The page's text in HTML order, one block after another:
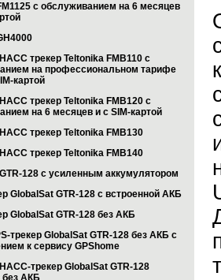
с обслуживанием на 6 месяцев
трекер Teltonika FMB110 с
на профессиональном тарифе
картой
трекер Teltonika FMB120 с
на 6 месяцев и с SIM-картой
трекер Teltonika FMB130
трекер Teltonika FMB140
128 с усиленным аккумулятором
GlobalSat GTR-128 с встроенной АКБ
GlobalSat GTR-128 без АКБ
трекер GlobalSat GTR-128 без АКБ с
к сервису GPShome
трекер GlobalSat GTR-128
без АКБ